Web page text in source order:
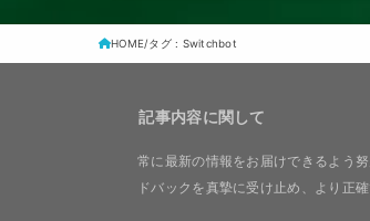
HOME タグ : Switchbot
記事内容に関して
常に最新の情報をお届けできるよう
ドバックを真摯に受け止め、より正